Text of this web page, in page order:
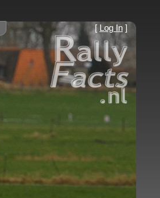
[ Log In ]